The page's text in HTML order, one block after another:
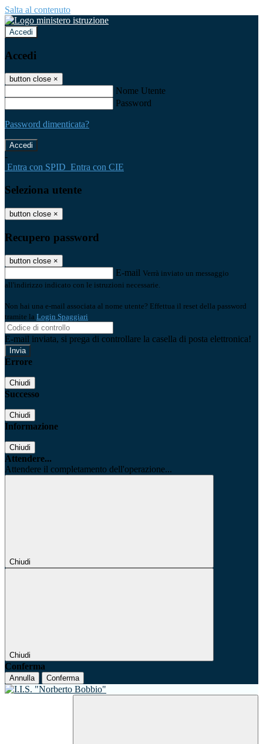
Salta al contenuto
Accedi
Accedi
button close ×
Nome Utente
Password
Password dimenticata?
-
Entra con SPID Entra con CIE
Seleziona utente
button close ×
Recupero password
button close ×
E-mail Verrà inviato un messaggio
all'indirizzo indicato con le istruzioni necessarie.
Non hai una e-mail associata al nome utente? Effettua il reset della password
tramite la Login Spaggiari
E-mail inviata, si prega di controllare la casella di posta elettronica!
Errore
Chiudi
Successo
Chiudi
Informazione
Chiudi
Attendere...
Attendere il completamento dell'operazione...
Chiudi
Chiudi
Conferma
Annulla Conferma